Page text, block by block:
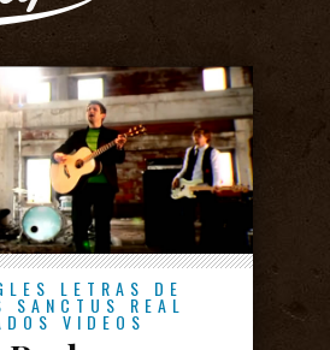
LETRAS DE
SANCTUS REAL
VIDEOS